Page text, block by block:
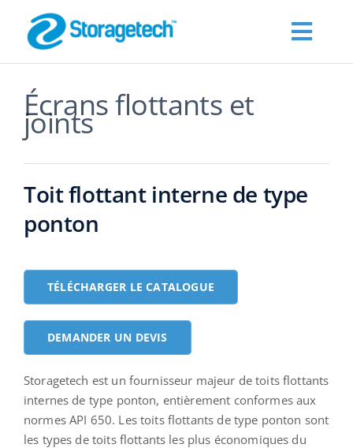
content
Les industries
Demander un devis
Français
Écrans flottants et
joints
Toit flottant interne de type
ponton
TÉLÉCHARGER LE CATALOGUE
DEMANDER UN DEVIS
Storagetech est un fournisseur majeur de toits flottants
internes de type ponton, entièrement conformes aux
normes API 650. Les toits flottants de type ponton sont
les types de toits flottants les plus économiques du